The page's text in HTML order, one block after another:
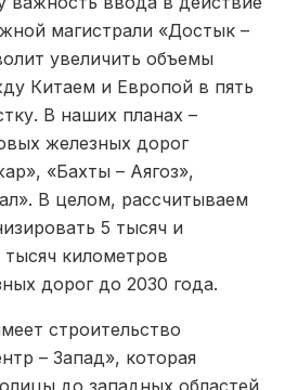
магистрали «Достык –
увеличить объемы
Китаем и Европой в пять
В наших планах –
железных дорог
«Бахты – Аягоз»,
В целом, рассчитываем
5 тысяч и
километров
дорог до 2030 года.
строительство
– Запад», которая